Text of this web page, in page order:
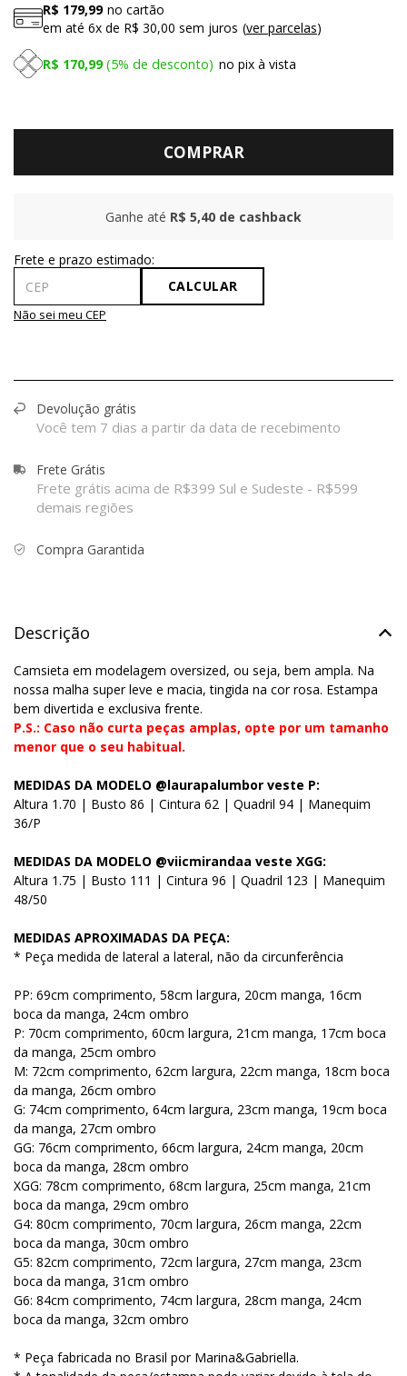
R$ 179,99 no cartão
em até 6x de R$ 30,00 sem juros ver parcelas
R$ 170,99 no pix à vista
5% de desconto
COMPRAR
Ganhe até R$ 5,40 de cashback
Não sei meu CEP
CALCULAR
Devolução grátis
Você tem 7 dias a partir da data de recebimento
Frete Grátis
Frete grátis acima de R$399 Sul e Sudeste - R$599
demais regiões
Compra Garantida
Descrição
Camsieta em modelagem oversized, ou seja, bem ampla. Na
nossa malha super leve e macia, tingida na cor rosa. Estampa
bem divertida e exclusiva frente.
P.S.: Caso não curta peças amplas, opte por um tamanho
menor que o seu habitual.
MEDIDAS DA MODELO @laurapalumbor veste P:
Altura 1.70 | Busto 86 | Cintura 62 | Quadril 94 | Manequim
36/P
MEDIDAS DA MODELO @viicmirandaa veste XGG:
Altura 1.75 | Busto 111 | Cintura 96 | Quadril 123 | Manequim
48/50
MEDIDAS APROXIMADAS DA PEÇA:
* Peça medida de lateral a lateral, não da circunferência
PP: 69cm comprimento, 58cm largura, 20cm manga, 16cm
boca da manga, 24cm ombro
P: 70cm comprimento, 60cm largura, 21cm manga, 17cm boca
da manga, 25cm ombro
M: 72cm comprimento, 62cm largura, 22cm manga, 18cm boca
da manga, 26cm ombro
G: 74cm comprimento, 64cm largura, 23cm manga, 19cm boca
da manga, 27cm ombro
GG: 76cm comprimento, 66cm largura, 24cm manga, 20cm
boca da manga, 28cm ombro
XGG: 78cm comprimento, 68cm largura, 25cm manga, 21cm
boca da manga, 29cm ombro
G4: 80cm comprimento, 70cm largura, 26cm manga, 22cm
boca da manga, 30cm ombro
G5: 82cm comprimento, 72cm largura, 27cm manga, 23cm
boca da manga, 31cm ombro
G6: 84cm comprimento, 74cm largura, 28cm manga, 24cm
boca da manga, 32cm ombro
* Peça fabricada no Brasil por Marina&Gabriella.